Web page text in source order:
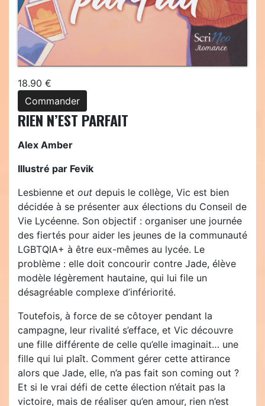
18.90 €
Commander
RIEN N’EST PARFAIT
Alex Amber
Illustré par Fevik
Lesbienne et out depuis le collège, Vic est bien
décidée à se présenter aux élections du Conseil de
Vie Lycéenne. Son objectif : organiser une journée
des fiertés pour aider les jeunes de la communauté
LGBTQIA+ à être eux-mêmes au lycée. Le
problème : elle doit concourir contre Jade, élève
modèle légèrement hautaine, qui lui file un
désagréable complexe d’infériorité.
Toutefois, à force de se côtoyer pendant la
campagne, leur rivalité s’efface, et Vic découvre
une fille différente de celle qu’elle imaginait… une
fille qui lui plaît. Comment gérer cette attirance
alors que Jade, elle, n’a pas fait son coming out ?
Et si le vrai défi de cette élection n’était pas la
victoire, mais de réaliser qu’en amour, rien n’est